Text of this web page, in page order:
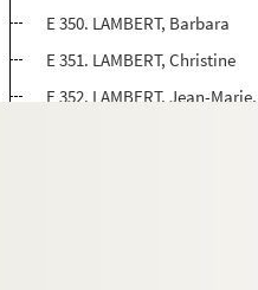
E 350. LAMBERT, Barbara
E 351. LAMBERT, Christine
E 352. LAMBERT, Jean-